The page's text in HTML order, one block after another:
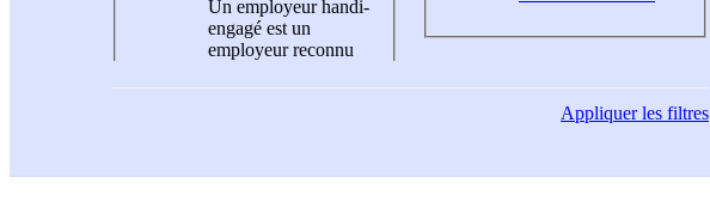
Un employeur handi-
engagé est un
employeur reconnu
Appliquerles filtres